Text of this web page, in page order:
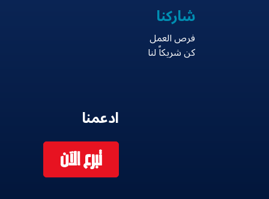
شاركنا
فرص العمل
كن شريكاً لنا
ادعمنا
تبرع الآن